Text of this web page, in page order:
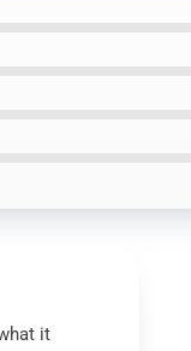
it